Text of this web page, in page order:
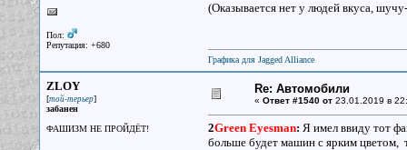
Пол:
Репутация: +680
(Оказывается нет у людей вкуса,
Графика для Jagged Alliance
ZLOY
[той-терьер]
забанен
ФАШИЗМ НЕ ПРОЙДЁТ!
Re: Автомобили
« Ответ #1540 от23.01.2019 в
2Green Eyesman: Я имел ввиду тот
больше будет машин с ярким цветом,